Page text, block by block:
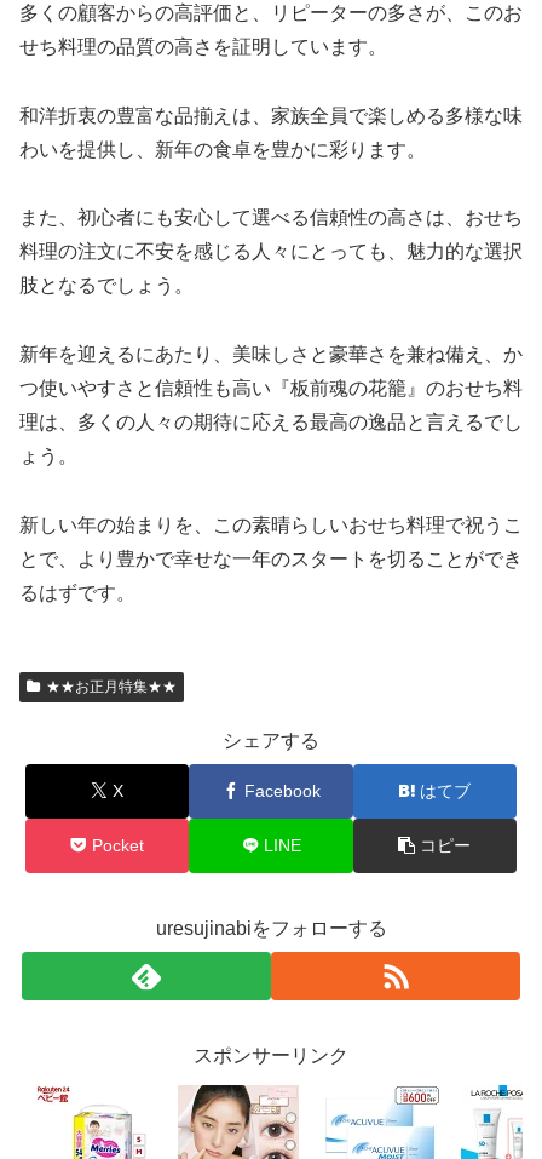
多くの顧客からの高評価と、リピーターの多さが、このお
せち料理の品質の高さを証明しています。
和洋折衷の豊富な品揃えは、家族全員で楽しめる多様な味
わいを提供し、新年の食卓を豊かに彩ります。
また、初心者にも安心して選べる信頼性の高さは、おせち
料理の注文に不安を感じる人々にとっても、魅力的な選択
肢となるでしょう。
新年を迎えるにあたり、美味しさと豪華さを兼ね備え、か
つ使いやすさと信頼性も高い『板前魂の花籠』のおせち料
理は、多くの人々の期待に応える最高の逸品と言えるでし
ょう。
新しい年の始まりを、この素晴らしいおせち料理で祝うこ
とで、より豊かで幸せな一年のスタートを切ることができ
るはずです。
★★お正月特集★★
シェアする
X Facebook はてブ
Pocket LINE コピー
uresujinabiをフォローする
スポンサーリンク